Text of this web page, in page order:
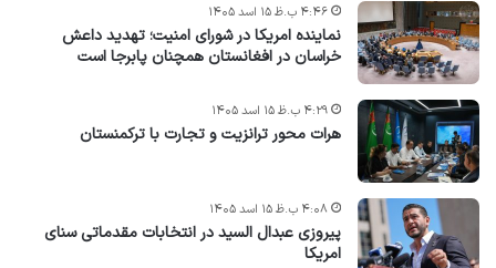
نماینده امریکا در شورای امنیت؛ تهدید داعش
خراسان در افغانستان همچنان پابرجا است
۴:۴۶ ب.ظ ۱۵ اسد ۱۴۰۵
هرات محور ترانزیت و تجارت با ترکمنستان
۴:۲۹ ب.ظ ۱۵ اسد ۱۴۰۵
پیروزی عبدال السید در انتخابات مقدماتی سنای
امریکا
۴:۰۸ ب.ظ ۱۵ اسد ۱۴۰۵